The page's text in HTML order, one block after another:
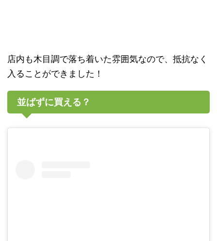
店内も木目調で落ち着いた雰囲気なので、抵抗なく
入ることができました！
並ばずに買える？